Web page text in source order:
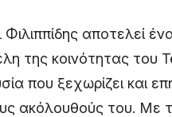
αποτελεί
της κοινότητας του
που ξεχωρίζει και
ακόλουθούς του. Με